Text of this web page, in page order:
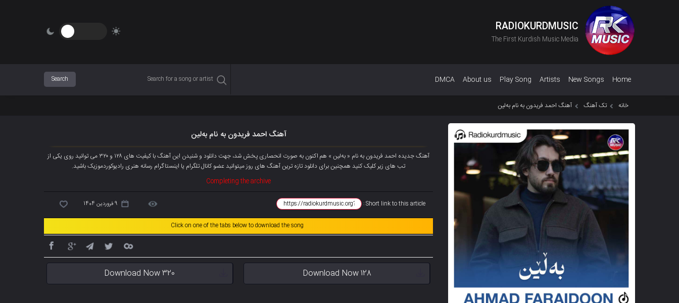
RADIOKURDMUSIC
The First Kurdish Music Media
Home
New Songs
Artists
Play Song
About us
DMCA
خانه تک آهنگ آهنگ احمد فریدون به نام بەلین
آهنگ احمد فریدون به نام بەلین
آهنگ جدیده احمد فریدون به نام « بەلین » هم اکنون به صورت انحصاری پخش شد، جهت دانلود و شنیدن این آهنگ با کیفیت های ۱۲۸ و ۳۲۰ می توانید روی یکی از
تب های زیر کلیک کنید همچنین برای دانلود تازه ترین آهنگ های روز میتوانید عضو کانال تلگرام یا اینستاگرام رسانه هنری رادیوکوردموزیک باشید.
Completing the archive
Short link to this article : 9 فروردین 1404
Click on one of the tabs below to download the song
Download Now 128
Download Now 320